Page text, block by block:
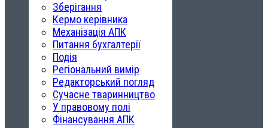
Зберігання
Кермо керівника
Механізація АПК
Питання бухгалтерії
Подія
Регіональний вимір
Редакторський погляд
Сучасне тваринництво
У правовому полі
Фінансування АПК